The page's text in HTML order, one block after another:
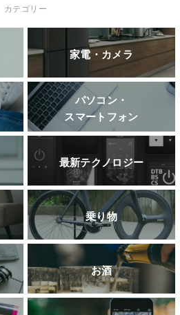
カテゴリー
家電・カメラ
パソコン・
スマートフォン
最新テクノロジー
乗り物
お酒